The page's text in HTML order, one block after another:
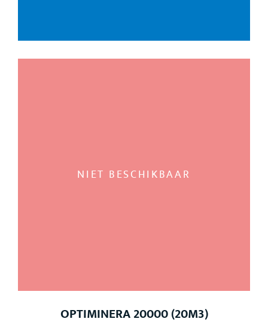
NIET BESCHIKBAAR
OPTIMINERA 20000 (20M3)